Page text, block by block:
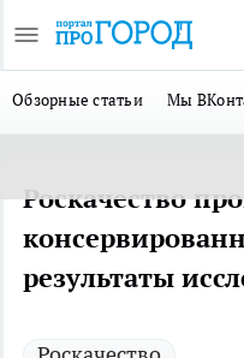
Обзорные статьи Мы
Роскачество
результаты